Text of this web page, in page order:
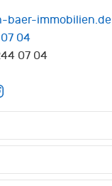
baer-immobilien.de
04
07 04